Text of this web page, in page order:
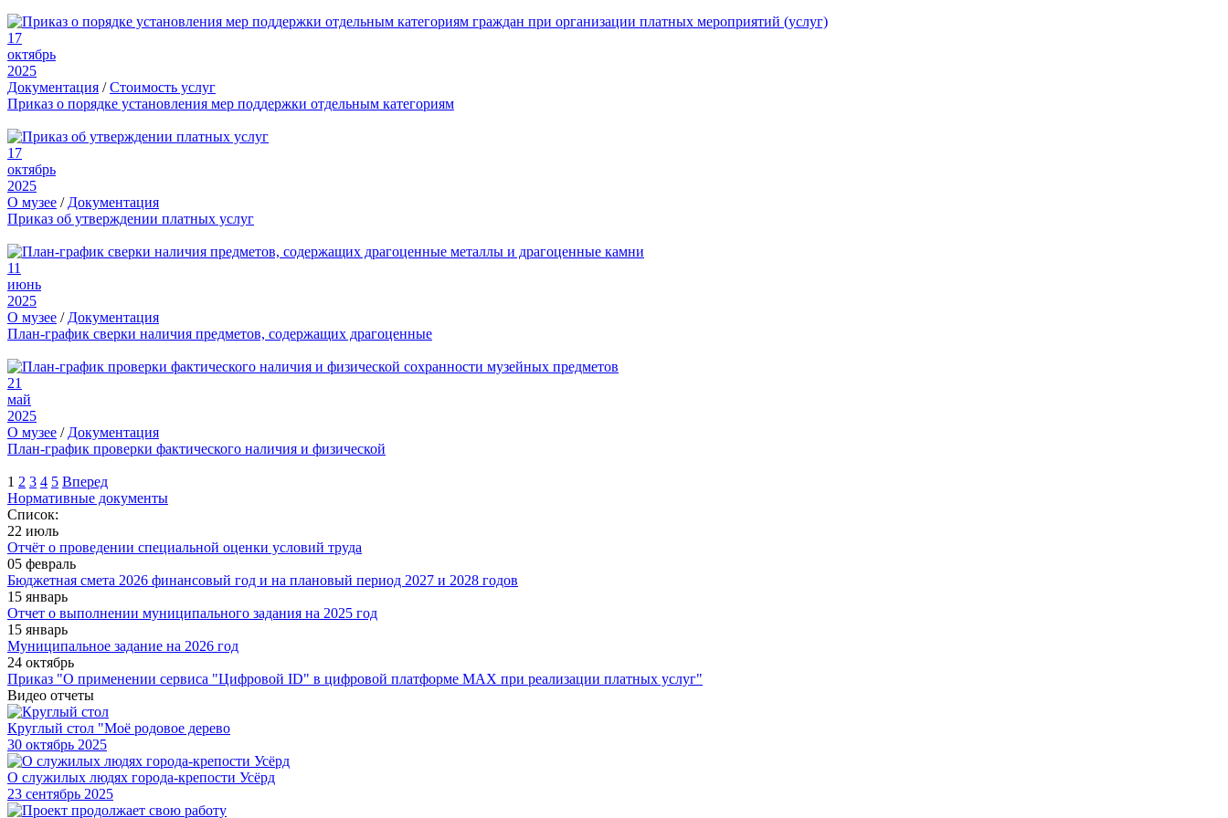
17
октябрь
2025
Документация /Стоимость услуг
Приказ о порядке установления мер поддержки отдельным категориям
17
октябрь
2025
О музее / Документация
Приказ об утверждении платных услуг
11
июнь
2025
О музее / Документация
План-график сверки наличия предметов, содержащих драгоценные
21
май
2025
О музее / Документация
План-график проверки фактического наличия и физической
1 2 3 4 5 Вперед
Нормативные документы
Список:
22 июль
Отчёт о проведении специальной оценки условий труда
05 февраль
Бюджетная смета 2026 финансовый год и на плановый период 2027 и 2028 годов
15 январь
Отчет о выполнении муниципального задания на 2025 год
15 январь
Муниципальное задание на 2026 год
24 октябрь
Приказ "О применении сервиса "Цифровой ID" в цифровой платформе МАХ при реализации платных услуг"
Видео отчеты
Круглый стол "Моё родовое дерево
30 октябрь 2025
О служилых людях города-крепости Усёрд
23 сентябрь 2025